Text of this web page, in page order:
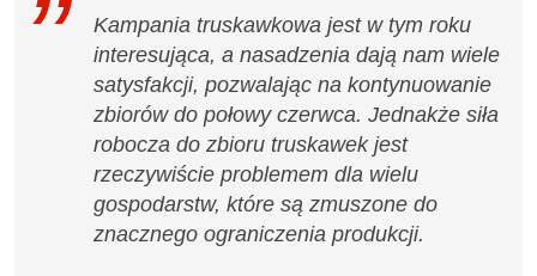
Kampania truskawkowa jest w tym roku
interesująca, a nasadzenia dają nam wiele
satysfakcji, pozwalając na kontynuowanie
zbiorów do połowy czerwca. Jednakże siła
robocza do zbioru truskawek jest
rzeczywiście problemem dla wielu
gospodarstw, które są zmuszone do
znacznego ograniczenia produkcji.